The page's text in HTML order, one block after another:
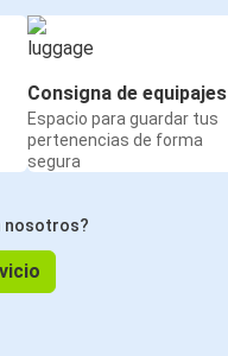
Consigna de equipajes
Espacio para guardar tus
pertenencias de forma
segura
nosotros?